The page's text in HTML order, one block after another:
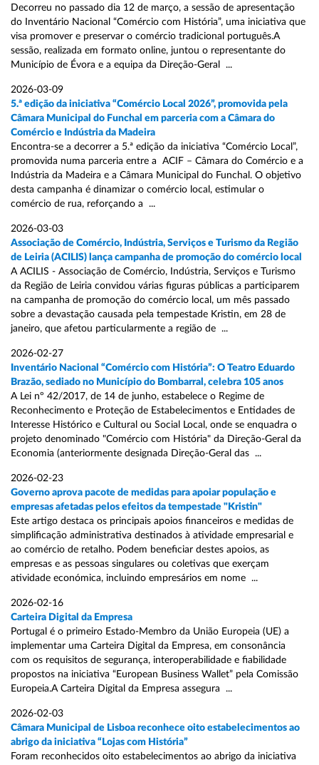
Decorreu no passado dia 12 de março, a sessão de apresentação
do Inventário Nacional “Comércio com História”, uma iniciativa que
visa promover e preservar o comércio tradicional português.A
sessão, realizada em formato online, juntou o representante do
Município de Évora e a equipa da Direção-Geral ...
2026-03-09
5.ª edição da iniciativa “Comércio Local 2026”, promovida pela
Câmara Municipal do Funchal em parceria com a Câmara do
Comércio e Indústria da Madeira
Encontra-se a decorrer a 5.ª edição da iniciativa “Comércio Local”,
promovida numa parceria entre a ACIF – Câmara do Comércio e a
Indústria da Madeira e a Câmara Municipal do Funchal. O objetivo
desta campanha é dinamizar o comércio local, estimular o
comércio de rua, reforçando a ...
2026-03-03
Associação de Comércio, Indústria, Serviços e Turismo da Região
de Leiria (ACILIS) lança campanha de promoção do comércio local
A ACILIS - Associação de Comércio, Indústria, Serviços e Turismo
da Região de Leiria convidou várias figuras públicas a participarem
na campanha de promoção do comércio local, um mês passado
sobre a devastação causada pela tempestade Kristin, em 28 de
janeiro, que afetou particularmente a região de ...
2026-02-27
Inventário Nacional “Comércio com História”: O Teatro Eduardo
Brazão, sediado no Município do Bombarral, celebra 105 anos
A Lei nº 42/2017, de 14 de junho, estabelece o Regime de
Reconhecimento e Proteção de Estabelecimentos e Entidades de
Interesse Histórico e Cultural ou Social Local, onde se enquadra o
projeto denominado "Comércio com História" da Direção-Geral da
Economia (anteriormente designada Direção-Geral das ...
2026-02-23
Governo aprova pacote de medidas para apoiar população e
empresas afetadas pelos efeitos da tempestade "Kristin"
Este artigo destaca os principais apoios financeiros e medidas de
simplificação administrativa destinados à atividade empresarial e
ao comércio de retalho. Podem beneficiar destes apoios, as
empresas e as pessoas singulares ou coletivas que exerçam
atividade económica, incluindo empresários em nome ...
2026-02-16
Carteira Digital da Empresa
Portugal é o primeiro Estado-Membro da União Europeia (UE) a
implementar uma Carteira Digital da Empresa, em consonância
com os requisitos de segurança, interoperabilidade e fiabilidade
propostos na iniciativa “European Business Wallet” pela Comissão
Europeia.A Carteira Digital da Empresa assegura ...
2026-02-03
Câmara Municipal de Lisboa reconhece oito estabelecimentos ao
abrigo da iniciativa “Lojas com História”
Foram reconhecidos oito estabelecimentos ao abrigo da iniciativa